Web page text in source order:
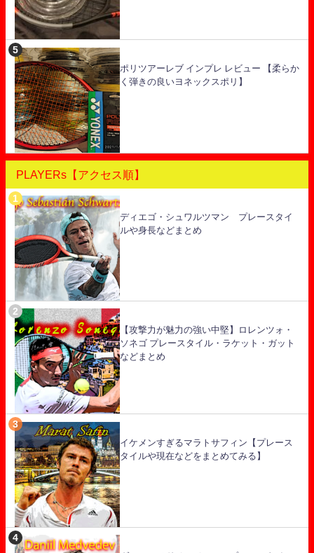
ポリツアーレブ インプレ レビュー 【柔らか
く弾きの良いヨネックスポリ】
PLAYERs【アクセス順】
ディエゴ・シュワルツマン プレースタイ
ルや身長などまとめ
【攻撃力が魅力の強い中堅】ロレンツォ・
ソネゴ プレースタイル・ラケット・ガット
などまとめ
イケメンすぎるマラトサフィン【プレース
タイルや現在などをまとめてみる】